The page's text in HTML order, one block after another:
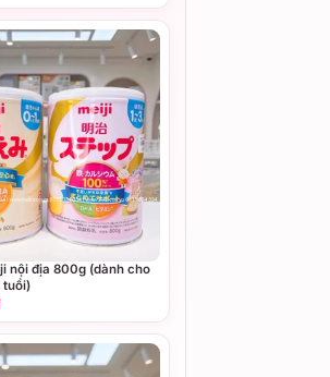
nội địa 800g (dành cho
tuổi)